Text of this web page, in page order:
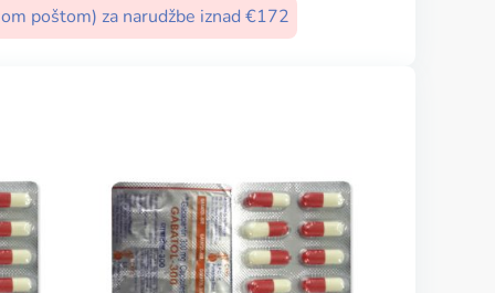
poštom) za narudžbe iznad €172